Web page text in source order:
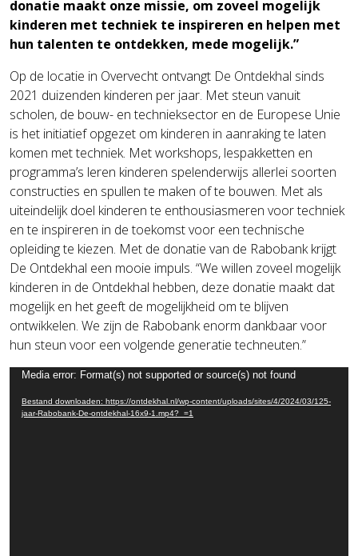
donatie maakt onze missie, om zoveel mogelijk
kinderen met techniek te inspireren en helpen met
hun talenten te ontdekken, mede mogelijk.”
Op de locatie in Overvecht ontvangt De Ontdekhal sinds
2021 duizenden kinderen per jaar. Met steun vanuit
scholen, de bouw- en technieksector en de Europese Unie
is het initiatief opgezet om kinderen in aanraking te laten
komen met techniek. Met workshops, lespakketten en
programma’s leren kinderen spelenderwijs allerlei soorten
constructies en spullen te maken of te bouwen. Met als
uiteindelijk doel kinderen te enthousiasmeren voor techniek
en te inspireren in de toekomst voor een technische
opleiding te kiezen. Met de donatie van de Rabobank krijgt
De Ontdekhal een mooie impuls. “We willen zoveel mogelijk
kinderen in de Ontdekhal hebben, deze donatie maakt dat
mogelijk en het geeft de mogelijkheid om te blijven
ontwikkelen. We zijn de Rabobank enorm dankbaar voor
hun steun voor een volgende generatie techneuten.”
Videospeler
Media error: Format(s) not supported or source(s) not found
Bestand downloaden: https://ontdekhal.nl/wp-content/uploads/sites/4/2024/03/125-
jaar-Rabobank-De-ontdekhal-16x9-1.mp4?_=1